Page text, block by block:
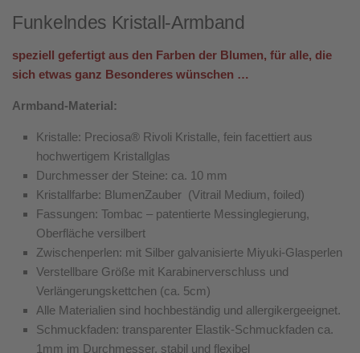
Funkelndes Kristall-Armband
speziell gefertigt aus den Farben der Blumen, für alle, die
sich etwas ganz Besonderes wünschen …
Armband-Material:
Kristalle: Preciosa® Rivoli Kristalle, fein facettiert aus
hochwertigem Kristallglas
Durchmesser der Steine: ca. 10 mm
Kristallfarbe: BlumenZauber (Vitrail Medium, foiled)
Fassungen: Tombac – patentierte Messinglegierung,
Oberfläche versilbert
Zwischenperlen: mit Silber galvanisierte Miyuki-Glasperlen
Verstellbare Größe mit Karabinerverschluss und
Verlängerungskettchen (ca. 5cm)
Alle Materialien sind hochbeständig und allergikergeeignet.
Schmuckfaden: transparenter Elastik-Schmuckfaden ca.
1mm im Durchmesser, stabil und flexibel